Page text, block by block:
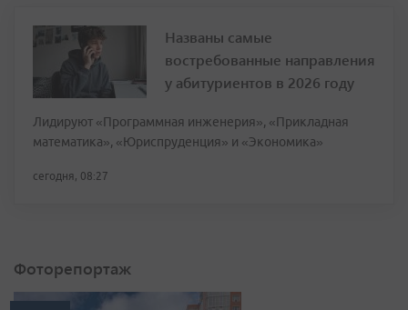
Названы самые
востребованные направления
у абитуриентов в 2026 году
Лидируют «Программная инженерия», «Прикладная
математика», «Юриспруденция» и «Экономика»
сегодня, 08:27
Фоторепортаж